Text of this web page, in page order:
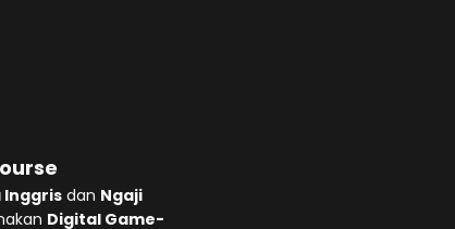
Inggris dan Ngaji
Digital Game-